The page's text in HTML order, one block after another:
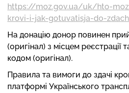
https://moz.gov.ua/uk/hto-
krovi-i-jak-gotuvatisja-do-
На донацію донор повинен
(оригінал) з місцем реєстрації
кодом (оригінал).
Правила та вимоги до здачі
платформі Українського